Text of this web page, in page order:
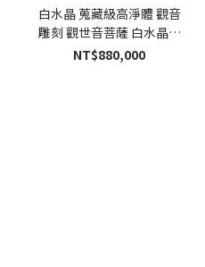
白水晶 蒐藏級高淨體 觀音
雕刻 觀世音菩薩 白水晶觀
音雕刻｜手工客製黑檀木座
NT$880,000